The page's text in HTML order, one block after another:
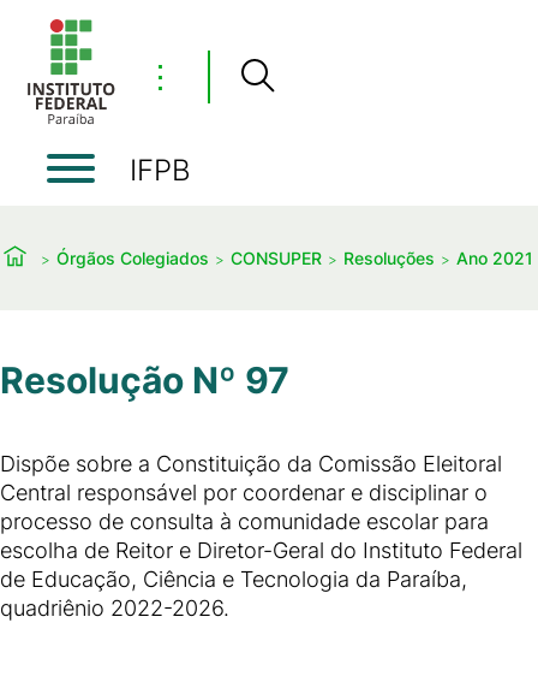
⋮
IFPB
Órgãos Colegiados CONSUPER Resoluções Ano 2021
Resolução Nº 97
Dispõe sobre a Constituição da Comissão Eleitoral
Central responsável por coordenar e disciplinar o
processo de consulta à comunidade escolar para
escolha de Reitor e Diretor-Geral do Instituto Federal
de Educação, Ciência e Tecnologia da Paraíba,
quadriênio 2022-2026.